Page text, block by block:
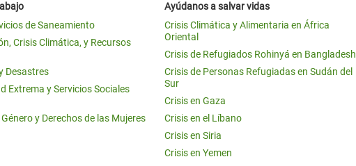
Siria
Yemen
de Saneamiento
Crisis Climática, y Recursos
Desastres
Extrema y Servicios Sociales
y Derechos de las Mujeres
Ayúdanos a salvar vidas
Crisis Climática y Alimentaria en África
Oriental
Crisis de Refugiados Rohinyá en Bangladesh
Crisis de Personas Refugiadas en Sudán del
Sur
Crisis en Gaza
Crisis en el Líbano
Crisis en Siria
Crisis en Yemen